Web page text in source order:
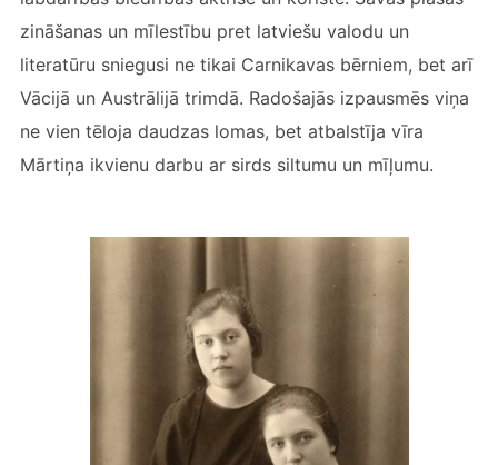
zināšanas un mīlestību pret latviešu valodu un
literatūru sniegusi ne tikai Carnikavas bērniem, bet arī
Vācijā un Austrālijā trimdā. Radošajās izpausmēs viņa
ne vien tēloja daudzas lomas, bet atbalstīja vīra
Mārtiņa ikvienu darbu ar sirds siltumu un mīļumu.